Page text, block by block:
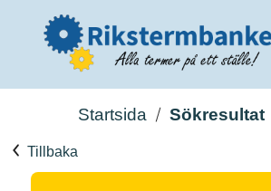
Startsida Sökresultat
Tillbaka